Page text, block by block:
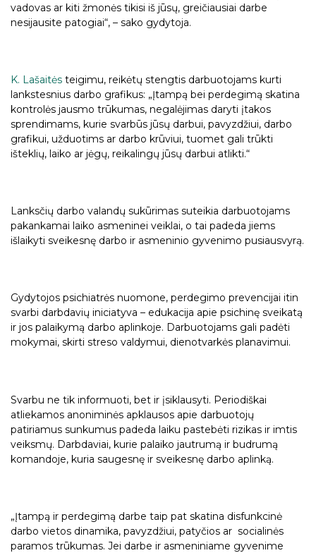
vadovas ar kiti žmonės tikisi iš jūsų, greičiausiai darbe
nesijausite patogiai“, – sako gydytoja.
K. Lašaitės teigimu, reikėtų stengtis darbuotojams kurti
lankstesnius darbo grafikus: „Įtampą bei perdegimą skatina
kontrolės jausmo trūkumas, negalėjimas daryti įtakos
sprendimams, kurie svarbūs jūsų darbui, pavyzdžiui, darbo
grafikui, užduotims ar darbo krūviui, tuomet gali trūkti
išteklių, laiko ar jėgų, reikalingų jūsų darbui atlikti.“
Lanksčių darbo valandų sukūrimas suteikia darbuotojams
pakankamai laiko asmeninei veiklai, o tai padeda jiems
išlaikyti sveikesnę darbo ir asmeninio gyvenimo pusiausvyrą.
Gydytojos psichiatrės nuomone, perdegimo prevencijai itin
svarbi darbdavių iniciatyva – edukacija apie psichinę sveikatą
ir jos palaikymą darbo aplinkoje. Darbuotojams gali padėti
mokymai, skirti streso valdymui, dienotvarkės planavimui.
Svarbu ne tik informuoti, bet ir įsiklausyti. Periodiškai
atliekamos anoniminės apklausos apie darbuotojų
patiriamus sunkumus padeda laiku pastebėti rizikas ir imtis
veiksmų. Darbdaviai, kurie palaiko jautrumą ir budrumą
komandoje, kuria saugesnę ir sveikesnę darbo aplinką.
„Įtampą ir perdegimą darbe taip pat skatina disfunkcinė
darbo vietos dinamika, pavyzdžiui, patyčios ar socialinės
paramos trūkumas. Jei darbe ir asmeniniame gyvenime